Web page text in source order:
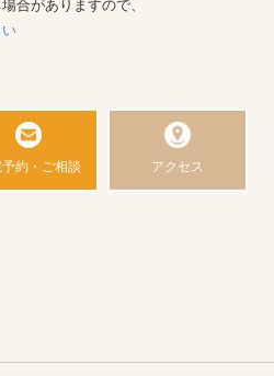
合がありますので、
約・ご相談 アクセス